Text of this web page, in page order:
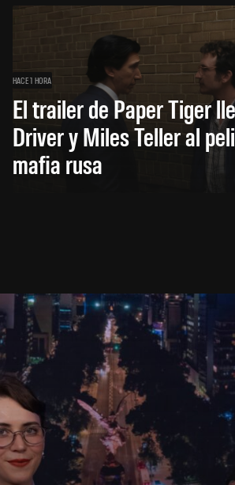
HACE 1 HORA
El trailer de Paper Tiger
Driver y Miles Teller al
mafia rusa